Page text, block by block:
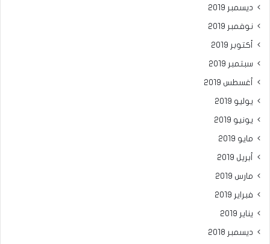
ديسمبر 2019
نوفمبر 2019
أكتوبر 2019
سبتمبر 2019
أغسطس 2019
يوليو 2019
يونيو 2019
مايو 2019
أبريل 2019
مارس 2019
فبراير 2019
يناير 2019
ديسمبر 2018